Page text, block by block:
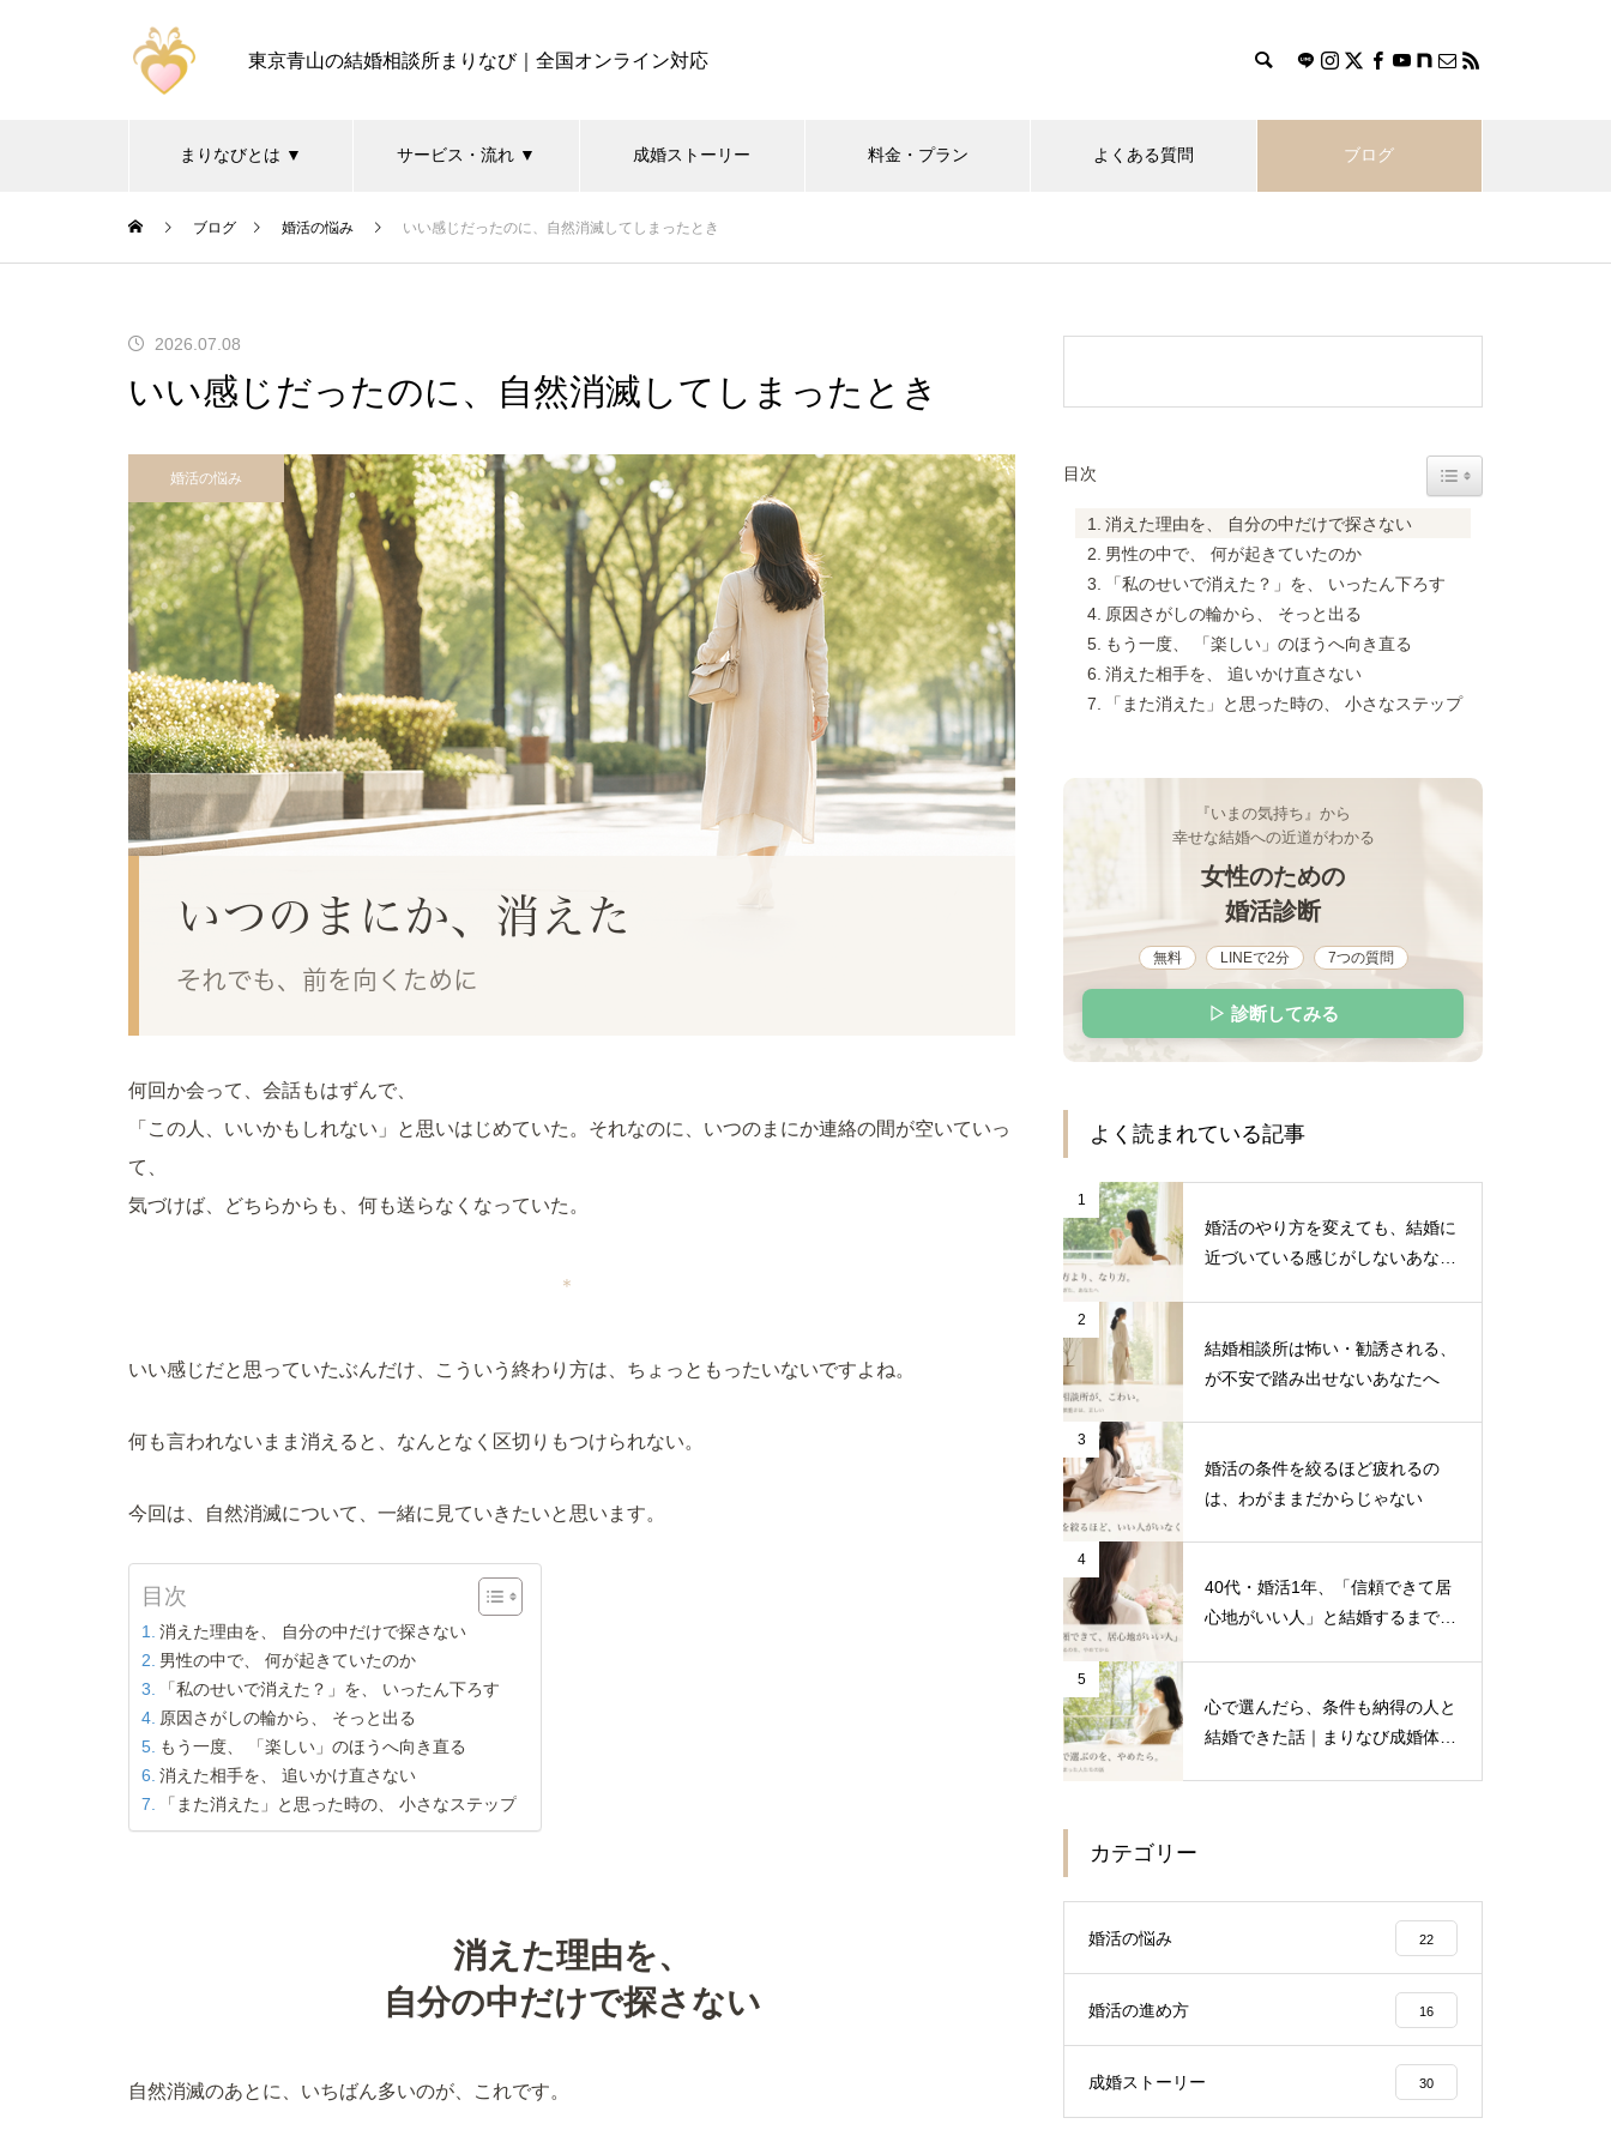
東京青山の結婚相談所まりなび｜全国オンライン対応
まりなびとは ▼ サービス・流れ ▼ 成婚ストーリー 料金・プラン よくある質問 ブログ
ブログ 婚活の悩み いい感じだったのに、自然消滅してしまったとき
2026.07.08
いい感じだったのに、自然消滅してしまったとき
婚活の悩み
何回か会って、会話もはずんで、
「この人、いいかもしれない」と思いはじめていた。それなのに、いつのまにか連絡の間が空いていっ
て、
気づけば、どちらからも、何も送らなくなっていた。
＊
いい感じだと思っていたぶんだけ、こういう終わり方は、ちょっともったいないですよね。
何も言われないまま消えると、なんとなく区切りもつけられない。
今回は、自然消滅について、一緒に見ていきたいと思います。
目次
消えた理由を、 自分の中だけで探さない
男性の中で、 何が起きていたのか
「私のせいで消えた？」を、 いったん下ろす
原因さがしの輪から、 そっと出る
もう一度、 「楽しい」のほうへ向き直る
消えた相手を、 追いかけ直さない
「また消えた」と思った時の、 小さなステップ
消えた理由を、
自分の中だけで探さない
自然消滅のあとに、いちばん多いのが、これです。
目次 Toggle Table of Content
消えた理由を、 自分の中だけで探さない
男性の中で、 何が起きていたのか
「私のせいで消えた？」を、 いったん下ろす
原因さがしの輪から、 そっと出る
もう一度、 「楽しい」のほうへ向き直る
消えた相手を、 追いかけ直さない
「また消えた」と思った時の、 小さなステップ
『いまの気持ち』から
幸せな結婚への近道がわかる
女性のための
婚活診断
無料 LINEで2分 7つの質問
▷ 診断してみる
よく読まれている記事
1
婚活のやり方を変えても、結婚に
近づいている感じがしないあなた
2
結婚相談所は怖い・勧誘される、
が不安で踏み出せないあなたへ
3
婚活の条件を絞るほど疲れるの
は、わがままだからじゃない
4
40代・婚活1年、「信頼できて居
心地がいい人」と結婚するまで｜
5
心で選んだら、条件も納得の人と
結婚できた話｜まりなび成婚体験
カテゴリー
婚活の悩み 22
婚活の進め方 16
成婚ストーリー 30